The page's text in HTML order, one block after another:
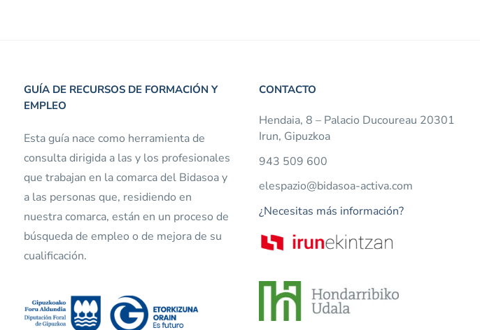
GUÍA DE RECURSOS DE FORMACIÓN Y
EMPLEO
Esta guía nace como herramienta de
consulta dirigida a las y los profesionales
que trabajan en la comarca del Bidasoa y
a las personas que, residiendo en
nuestra comarca, están en un proceso de
búsqueda de empleo o de mejora de su
cualificación.
CONTACTO
Hendaia, 8 – Palacio Ducoureau 20301
Irun, Gipuzkoa
943 509 600
elespazio@bidasoa-activa.com
¿Necesitas más información?